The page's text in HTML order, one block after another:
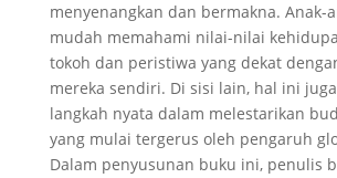
menyenangkan dan bermakna. Anak-
mudah memahami nilai-nilai
tokoh dan peristiwa yang dekat
mereka sendiri. Di sisi lain, hal ini
langkah nyata dalam melestarikan
yang mulai tergerus oleh pengaruh
Dalam penyusunan buku ini, penulis